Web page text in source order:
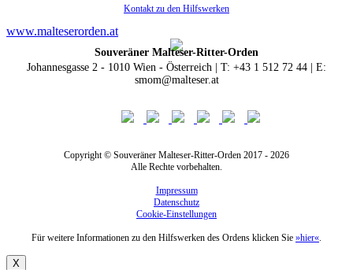
Kontakt zu den Hilfswerken
www.malteserorden.at
Souveräner Malteser-Ritter-Orden
Johannesgasse 2 - 1010 Wien - Österreich | T: +43 1 512 72 44 | E:
smom@malteser.at
Copyright © Souveräner Malteser-Ritter-Orden 2017 - 2026
Alle Rechte vorbehalten.
Impressum
Datenschutz
Cookie-Einstellungen
Für weitere Informationen zu den Hilfswerken des Ordens klicken Sie »hier«.
X